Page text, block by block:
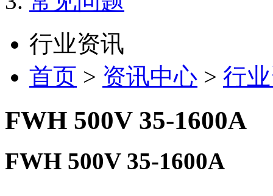
行业资讯
首页 > 资讯中心 > 行
FWH 500V 35-1600A
FWH 500V 35-1600A